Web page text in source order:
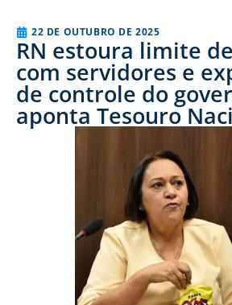
22 DE OUTUBRO DE 2025
RN estoura limite
com servidores e
de controle do
aponta Tesouro